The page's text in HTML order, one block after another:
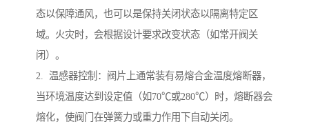
态以保障通风，也可以是保持关闭状态以隔离特定区
域。火灾时，会根据设计要求改变状态（如常开阀关
闭）。
2. 温感器控制：阀片上通常装有易熔合金温度熔断器，
当环境温度达到设定值（如70℃或280℃）时，熔断器会
熔化，使阀门在弹簧力或重力作用下自动关闭。